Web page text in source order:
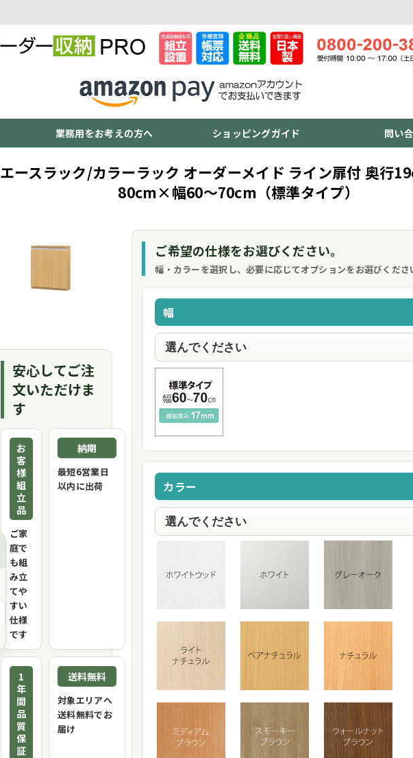
業務用をお考えの方へ ショッピングガイド 問い
エースラック/カラーラック オーダーメイド ライン扉付 奥行
80cm×幅60～70cm（標準タイプ）
安心してご注
文いただけま
す
お
客
様
組
立
品
ご家
庭で
も組
み立
てや
すい
仕様
です
納期
最短6営業日
以内に出荷
1
年
間
品
質
保
証
送料無料
対象エリアへ
送料無料でお
届け
ご希望の仕様をお選びください。
幅・カラーを選択し、必要に応じてオプションをお選びくださ
幅
カラー